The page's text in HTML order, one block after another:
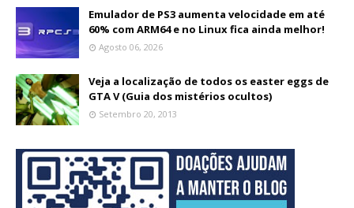
Emulador de PS3 aumenta velocidade em até
60% com ARM64 e no Linux fica ainda melhor!
Agosto 06, 2026
Veja a localização de todos os easter eggs de
GTA V (Guia dos mistérios ocultos)
Setembro 20, 2013